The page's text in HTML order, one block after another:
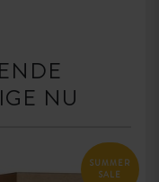
NU
SUMMER
SALE